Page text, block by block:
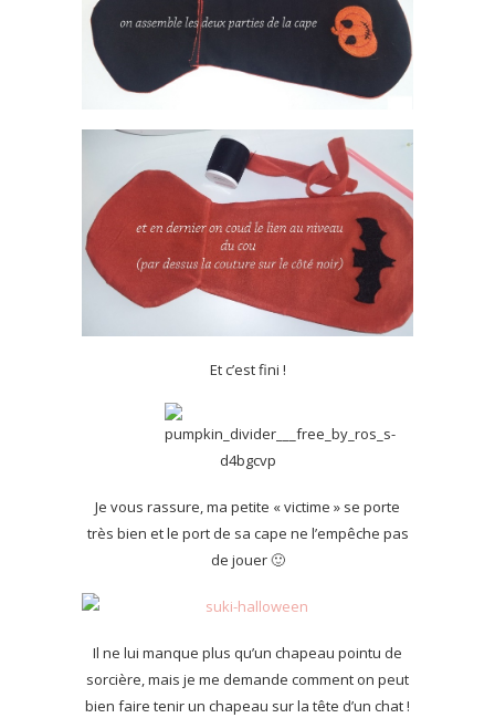
Et c’est fini !
Je vous rassure, ma petite « victime » se porte
très bien et le port de sa cape ne l’empêche pas
de jouer 🙂
Il ne lui manque plus qu’un chapeau pointu de
sorcière, mais je me demande comment on peut
bien faire tenir un chapeau sur la tête d’un chat !